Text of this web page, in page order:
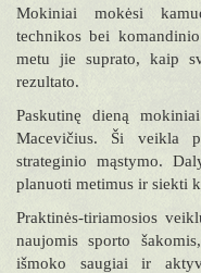
Mokiniai mokėsi
technikos bei
metu jie suprato, kaip
rezultato.
Paskutinę dieną
Macevičius. Ši veikla
strateginio mąstymo.
planuoti metimus ir siekti
Praktinės-tiriamosios
naujomis sporto
išmoko saugiai ir